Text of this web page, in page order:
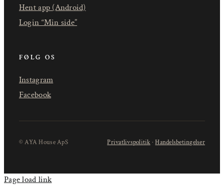
Hent app (Android)
Login “Min side”
FØLG OS
Instagram
Facebook
© AYA House ApS Privatlivspolitik ·Handelsbetingelser
Page load link